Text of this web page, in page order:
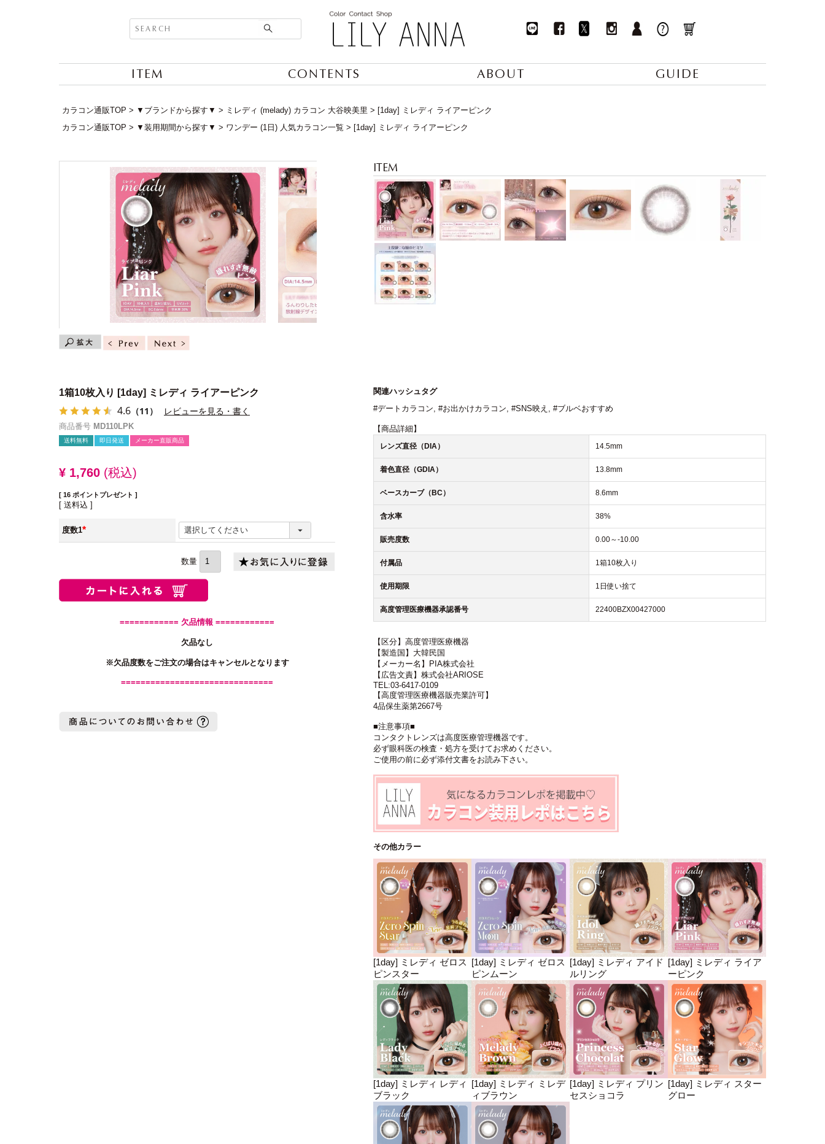
ITEM CONTENTS ABOUT GUIDE
カラコン通販TOP ▼ブランドから探す▼ ミレディ (melady) カラコン 大谷映美里
[1day] ミレディ ライアーピンク
カラコン通販TOP
▼装用期間から探す▼ ワンデー (1日) 人気カラコン一覧 [1day] ミレディ ライアーピンク
1箱10枚入り [1day] ミレディ ライアーピンク
4.6 （11） レビューを見る・書く
商品番号 MD110LPK
送料無料 即日発送 メーカー直販商品
¥ 1,760 税込
[ 16 ポイントプレゼント ]
送料込
度数1
(必
============ 欠品情報 ============
欠品なし
※欠品度数をご注文の場合はキャンセルとなります
===============================
関連ハッシュタグ
#デートカラコン, #お出かけカラコン, #SNS映え , #ブルベおすすめ
【商品詳細】
レンズ直径（DIA） 14.5mm
着色直径（GDIA） 13.8mm
ベースカーブ（BC） 8.6mm
含水率 38%
販売度数 0.00～-10.00
付属品 1箱10枚入り
使用期限 1日使い捨て
高度管理医療機器承認番号 22400BZX00427000
【区分】高度管理医療機器
【製造国】大韓民国
【メーカー名】PIA株式会社
【広告文責】株式会社ARIOSE
TEL:03-6417-0109
【高度管理医療機器販売業許可】
4品保生薬第2667号
■注意事項■
コンタクトレンズは高度医療管理機器です。
必ず眼科医の検査・処方を受けてお求めください。
ご使用の前に必ず添付文書をお読み下さい。
その他カラー
[1day] ミレディ ゼロス
ピンスター
[1day] ミレディ ゼロス
ピンムーン
[1day] ミレディ アイド
ルリング
[1day] ミレディ ライア
ーピンク
[1day] ミレディ レディ
ブラック
[1day] ミレディ ミレデ
ィブラウン
[1day] ミレディ プリン
セスショコラ
[1day] ミレディ スター
グロー